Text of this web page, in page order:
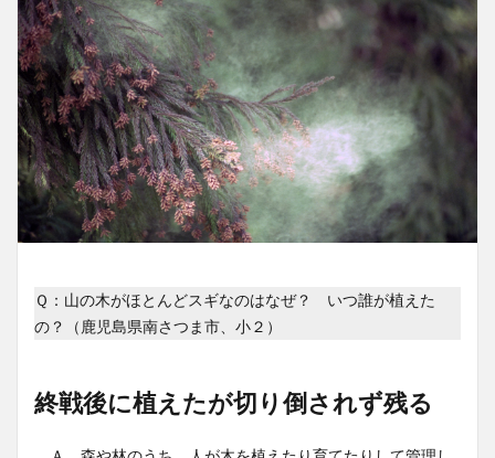
Ｑ：山の木がほとんどスギなのはなぜ？ いつ誰が植えた
の？（鹿児島県南さつま市、小２）
終戦後に植えたが切り倒されず残る